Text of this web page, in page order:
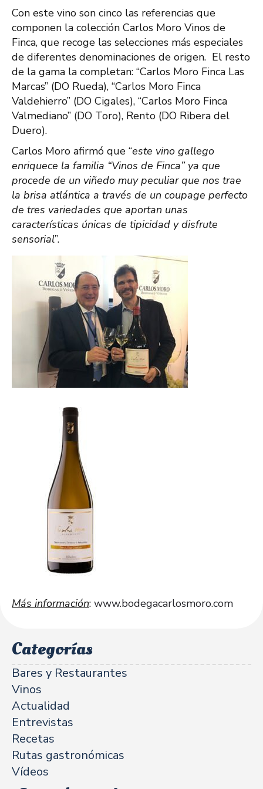
Con este vino son cinco las referencias que
componen la colección Carlos Moro Vinos de
Finca, que recoge las selecciones más especiales
de diferentes denominaciones de origen. El resto
de la gama la completan: “Carlos Moro Finca Las
Marcas” (DO Rueda), “Carlos Moro Finca
Valdehierro” (DO Cigales), “Carlos Moro Finca
Valmediano” (DO Toro), Rento (DO Ribera del
Duero).
Carlos Moro afirmó que “este vino gallego
enriquece la familia “Vinos de Finca” ya que
procede de un viñedo muy peculiar que nos trae
la brisa atlántica a través de un coupage perfecto
de tres variedades que aportan unas
características únicas de tipicidad y disfrute
sensorial”.
Más información: www.bodegacarlosmoro.com
Categorías
Bares y Restaurantes
Vinos
Actualidad
Entrevistas
Recetas
Rutas gastronómicas
Vídeos